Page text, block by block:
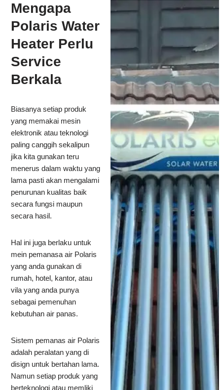
Mengapa
Polaris Water
Heater Perlu
Service
Berkala
Biasanya setiap produk
yang memakai mesin
elektronik atau teknologi
paling canggih sekalipun
jika kita gunakan teru
menerus dalam waktu yang
lama pasti akan mengalami
penurunan kualitas baik
secara fungsi maupun
secara hasil.
Hal ini juga berlaku untuk
mein pemanasa air Polaris
yang anda gunakan di
rumah, hotel, kantor, atau
vila yang anda punya
sebagai pemenuhan
kebutuhan air panas.
Sistem pemanas air Polaris
adalah peralatan yang di
disign untuk bertahan lama.
Namun setiap produk yang
berteknologi atau memliki